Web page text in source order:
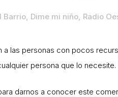
Barrio Dime mi niño Radio
las personas con pocos
persona que lo necesite.
darnos a conocer este